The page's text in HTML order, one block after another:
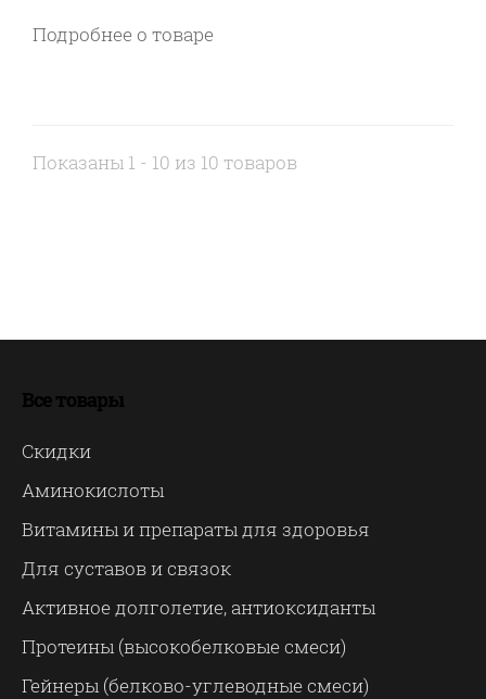
Подробнее о товаре
Показаны 1 - 10 из 10 товаров
Все товары
Скидки
Аминокислоты
Витамины и препараты для здоровья
Для суставов и связок
Активное долголетие, антиоксиданты
Протеины (высокобелковые смеси)
Гейнеры (белково-углеводные смеси)